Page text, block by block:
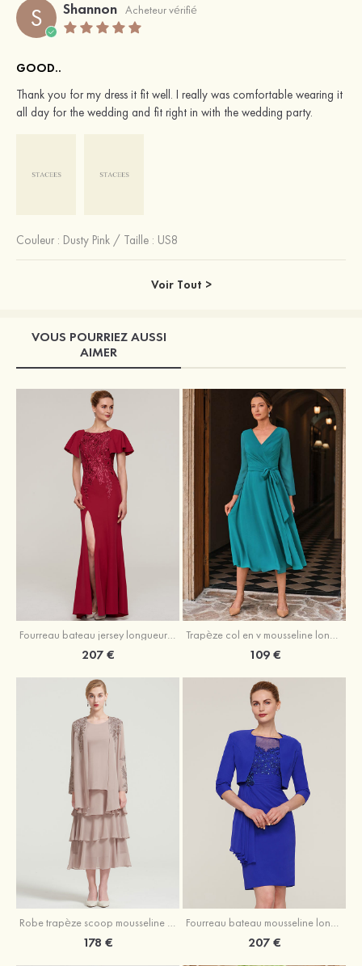
S Shannon Acheteur vérifié
GOOD..
Thank you for my dress it fit well. I really was comfortable wearing it
all day for the wedding and fit right in with the wedding party.
Couleur : Dusty Pink / Taille : US8
Voir Tout >
VOUS POURRIEZ AUSSI
AIMER
207 € 109 €
Robe trapèze scoop mousseline longueur mollet robe de mère de la mariée avec appliqué volants veste
178 €
Fourreau bateau mousseline longueur genou robe de mère de la mariée avec appliqué perle plissé veste
207 €